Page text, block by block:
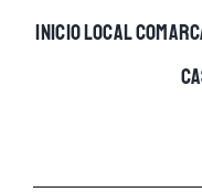
INICIOLOCAL